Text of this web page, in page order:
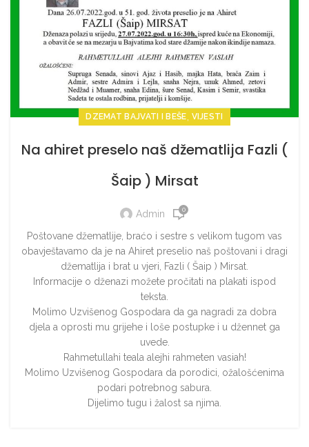
DZEMAT BAJVATI I BEŠE, VIJESTI
Na ahiret preselo naš džematlija Fazli (
Šaip ) Mirsat
Admin 0
Poštovane džematlije, braćo i sestre s velikom tugom vas
obavještavamo da je na Ahiret preselio naš poštovani i dragi
džematlija i brat u vjeri, Fazli ( Šaip ) Mirsat.
Informacije o dženazi možete pročitati na plakati ispod
teksta.
Molimo Uzvišenog Gospodara da ga nagradi za dobra
djela a oprosti mu grijehe i loše postupke i u džennet ga
uvede.
Rahmetullahi teala alejhi rahmeten vasiah!
Molimo Uzvišenog Gospodara da porodici, ožalošćenima
podari potrebnog sabura.
Dijelimo tugu ì žalost sa njima.